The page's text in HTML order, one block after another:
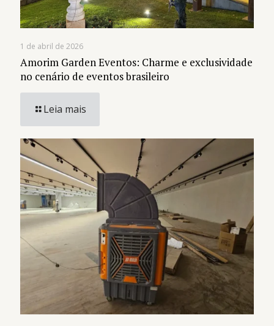
1 de abril de 2026
Amorim Garden Eventos: Charme e exclusividade
no cenário de eventos brasileiro
Leia mais